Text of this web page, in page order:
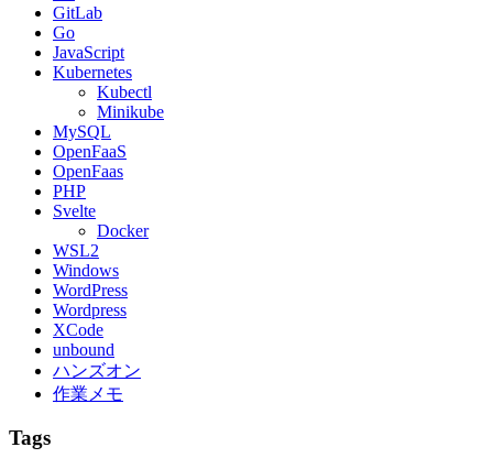
GitLab
Go
JavaScript
Kubernetes
Kubectl
Minikube
MySQL
OpenFaaS
OpenFaas
PHP
Svelte
Docker
WSL2
Windows
WordPress
Wordpress
XCode
unbound
ハンズオン
作業メモ
Tags